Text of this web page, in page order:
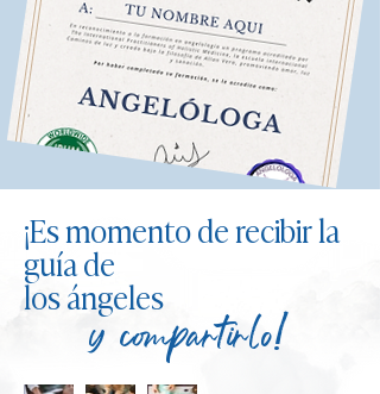
¡Es momento de recibir la
guía de
los ángeles
y compartirlo!